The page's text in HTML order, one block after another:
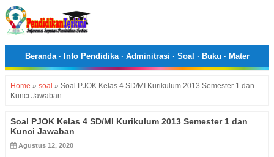
Beranda· Info Pendidika· Adminitrasi · Soal · Buku · Mater
Home » soal » Soal PJOK Kelas 4 SD/MI Kurikulum 2013 Semester 1 dan
Kunci Jawaban
Soal PJOK Kelas 4 SD/MI Kurikulum 2013 Semester 1 dan
Kunci Jawaban
Agustus 12, 2020